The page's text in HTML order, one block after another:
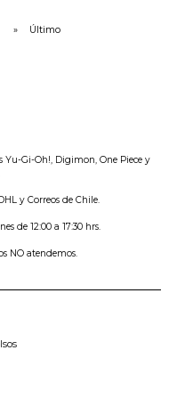
» Último
Yu-Gi-Oh!, Digimon, One Piece y
y Correos de Chile.
de 12:00 a 17:30 hrs.
NO atendemos.